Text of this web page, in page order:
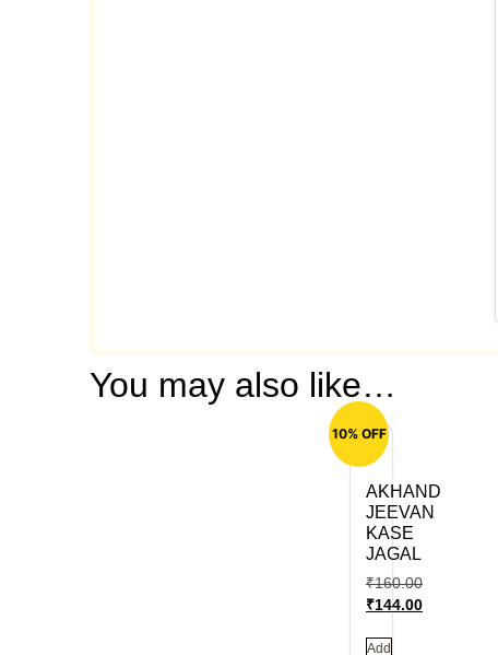
You may also like…
10% OFF
AKHAND
JEEVAN
KASE
JAGAL
₹160.00
₹144.00
Add